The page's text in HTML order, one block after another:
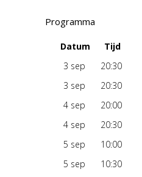
Programma
Datum Tijd
3 sep
20:30
3 sep
20:30
4 sep
20:00
4 sep
20:30
5 sep
10:00
5 sep
10:30